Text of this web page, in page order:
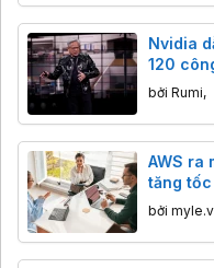
Nvidia
120
nguồn
bởi Rumi,
AWS ra
tăng
bởi